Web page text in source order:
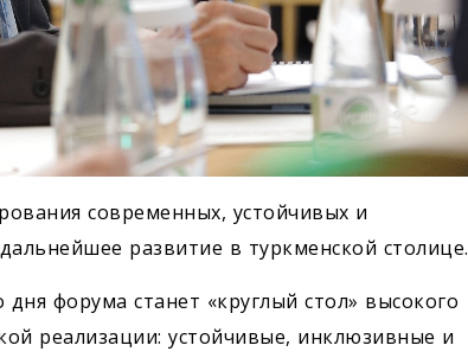
современных, устойчивых и
развитие в туркменской столице.
форума станет «круглый стол» высокого
реализации: устойчивые, инклюзивные и